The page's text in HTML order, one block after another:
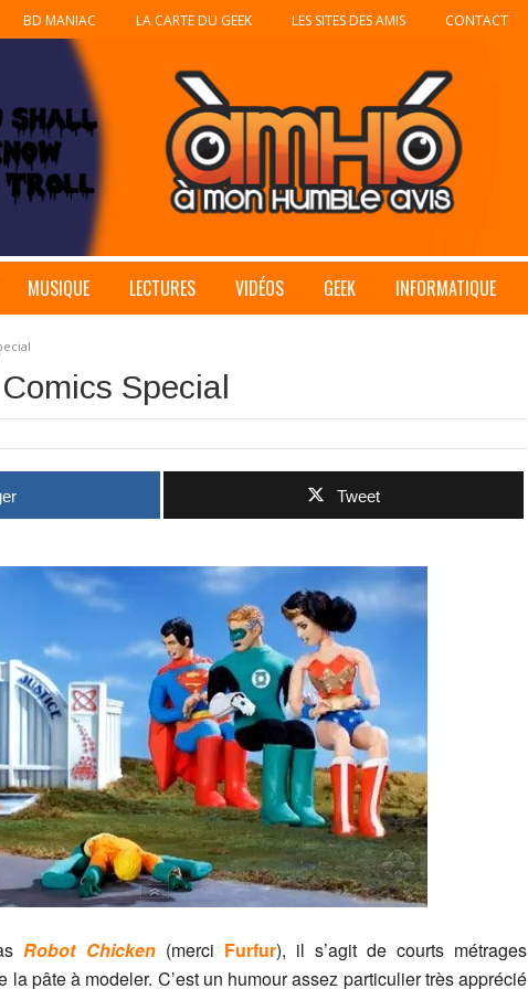
BD MANIAC LA CARTE DU GEEK LES SITES DES AMIS CONTACT
MUSIQUE LECTURES VIDÉOS GEEK INFORMATIQUE
Special
Tweet
Robot Chicken(merci Furfur), il s’agit de courts métrages
la pâte à modeler. C’est un humour assez particulier très apprécié